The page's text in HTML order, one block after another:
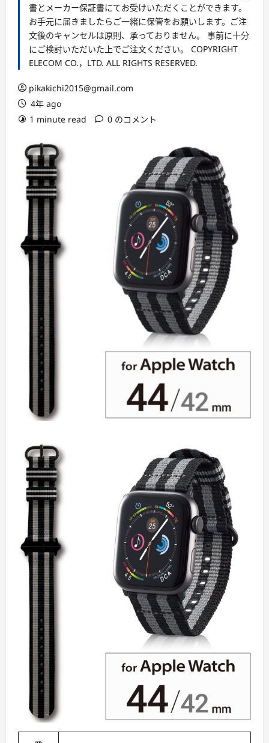
書とメーカー保証書にてお受けいただくことができます。
お手元に届きましたらご一緒に保管をお願いします。ご注
文後のキャンセルは原則、承っておりません。 事前に十分
にご検討いただいた上でご注文ください。 COPYRIGHT
ELECOM CO.，LTD. ALL RIGHTS RESERVED.
pikakichi2015@gmail.com
4年 ago
1 minute read
0 のコメント